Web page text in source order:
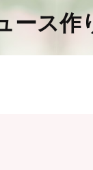
ース作